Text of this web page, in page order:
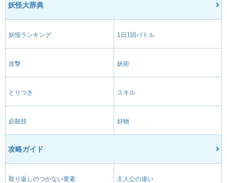
妖怪大辞典
妖怪ランキング 1日1回バトル
攻撃 妖術
とりつき スキル
必殺技 好物
攻略ガイド
取り返しのつかない要素 主人公の違い